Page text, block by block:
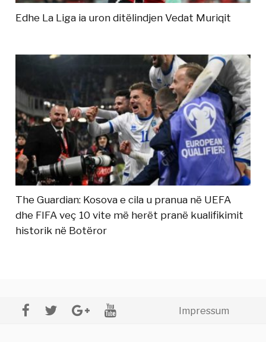
Edhe La Liga ia uron ditëlindjen Vedat Muriqit
The Guardian: Kosova e cila u pranua në UEFA
dhe FIFA veç 10 vite më herët pranë kualifikimit
historik në Botëror
Impressum